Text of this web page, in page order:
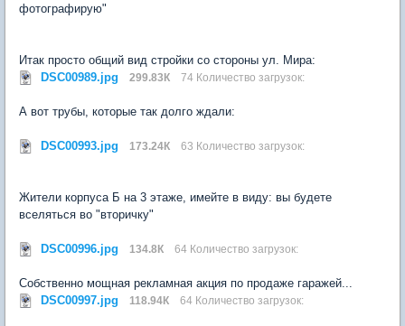
фотографирую"
Итак просто общий вид стройки со стороны ул. Мира:
DSC00989.jpg
299.83К 74 Количество загрузок:
А вот трубы, которые так долго ждали:
DSC00993.jpg 173.24К 63 Количество загрузок:
Жители корпуса Б на 3 этаже, имейте в виду: вы будете
вселяться во "вторичку"
DSC00996.jpg 134.8К 64 Количество загрузок:
Собственно мощная рекламная акция по продаже гаражей...
DSC00997.jpg
118.94К 64 Количество загрузок: